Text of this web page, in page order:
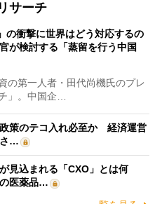
サーチ
の衝撃に世界はどう対応するの
が検討する「蒸留を行う中国
第一人者・田代尚機氏のプレ
」。中国企…
策のテコ入れ必至か 経済運営
さ…
見込まれる「CXO」とは何
医薬品…